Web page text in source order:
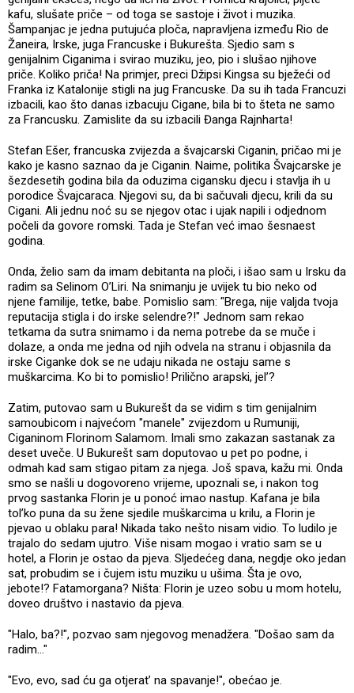
kafu, slušate priče – od toga se sastoje i život i muzika.
Šampanjac je jedna putujuća ploča, napravljena između Rio de
Žaneira, Irske, juga Francuske i Bukurešta. Sjedio sam s
genijalnim Ciganima i svirao muziku, jeo, pio i slušao njihove
priče. Koliko priča! Na primjer, preci Džipsi Kingsa su bježeći od
Franka iz Katalonije stigli na jug Francuske. Da su ih tada Francuzi
izbacili, kao što danas izbacuju Cigane, bila bi to šteta ne samo
za Francusku. Zamislite da su izbacili Đanga Rajnharta!
Stefan Ešer, francuska zvijezda a švajcarski Ciganin, pričao mi je
kako je kasno saznao da je Ciganin. Naime, politika Švajcarske je
šezdesetih godina bila da oduzima cigansku djecu i stavlja ih u
porodice Švajcaraca. Njegovi su, da bi sačuvali djecu, krili da su
Cigani. Ali jednu noć su se njegov otac i ujak napili i odjednom
počeli da govore romski. Tada je Stefan već imao šesnaest
godina.
Onda, želio sam da imam debitanta na ploči, i išao sam u Irsku da
radim sa Selinom O’Liri. Na snimanju je uvijek tu bio neko od
njene familije, tetke, babe. Pomislio sam: "Brega, nije valjda tvoja
reputacija stigla i do irske selendre?!" Jednom sam rekao
tetkama da sutra snimamo i da nema potrebe da se muče i
dolaze, a onda me jedna od njih odvela na stranu i objasnila da
irske Ciganke dok se ne udaju nikada ne ostaju same s
muškarcima. Ko bi to pomislio! Prilično arapski, jel’?
Zatim, putovao sam u Bukurešt da se vidim s tim genijalnim
samoubicom i najvećom "manele" zvijezdom u Rumuniji,
Ciganinom Florinom Salamom. Imali smo zakazan sastanak za
deset uveče. U Bukurešt sam doputovao u pet po podne, i
odmah kad sam stigao pitam za njega. Još spava, kažu mi. Onda
smo se našli u dogovoreno vrijeme, upoznali se, i nakon tog
prvog sastanka Florin je u ponoć imao nastup. Kafana je bila
tol’ko puna da su žene sjedile muškarcima u krilu, a Florin je
pjevao u oblaku para! Nikada tako nešto nisam vidio. To ludilo je
trajalo do sedam ujutro. Više nisam mogao i vratio sam se u
hotel, a Florin je ostao da pjeva. Sljedećeg dana, negdje oko jedan
sat, probudim se i čujem istu muziku u ušima. Šta je ovo,
jebote!? Fatamorgana? Ništa: Florin je uzeo sobu u mom hotelu,
doveo društvo i nastavio da pjeva.
"Halo, ba?!", pozvao sam njegovog menadžera. "Došao sam da
radim..."
"Evo, evo, sad ću ga otjerat’ na spavanje!", obećao je.